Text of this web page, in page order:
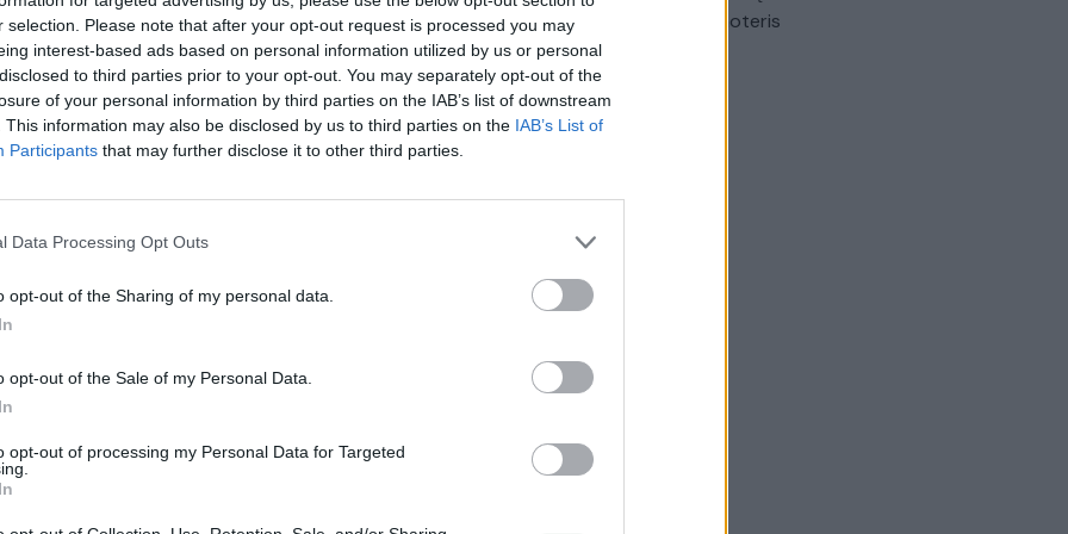
selection. Please note that after your opt-out request is processed you may
interest-based ads based on personal information utilized by us or personal
to third parties prior to your opt-out. You may separately opt-out of the
of your personal information by third parties on the IAB’s list of downstream
This information may also be disclosed by us to third parties on the IAB’s List of
Participants that may further disclose it to other third parties.
Data Processing Opt Outs
opt-out of the Sharing of my personal data.
opt-out of the Sale of my Personal Data.
opt-out of processing my Personal Data for Targeted
tik Lrytas.TV
Karšta A. Kasparavičiaus ir Ž Pavilionio
diskusija: Rusija – Europos šeimos narė?
pradinukų
automobilis sužalojo dvi moteris
Žinios | Lietuvos diena